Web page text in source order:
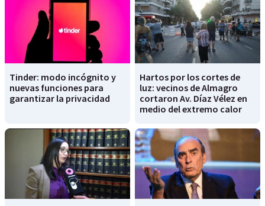
Tinder: modo incógnito y
nuevas funciones para
garantizar la privacidad
Hartos por los cortes de
luz: vecinos de Almagro
cortaron Av. Díaz Vélez en
medio del extremo calor